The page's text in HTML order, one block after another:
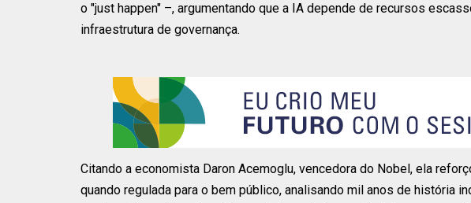
o "just happen" –, argumentando que a IA depende de recursos
infraestrutura de governança.
Citando a economista Daron Acemoglu, vencedora do Nobel, ela
quando regulada para o bem público, analisando mil anos de história